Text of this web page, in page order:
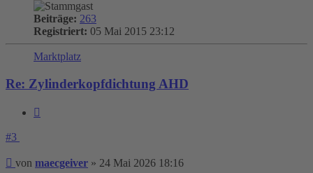
Beiträge: 263
Registriert: 05 Mai 2015 23:12
Marktplatz
Re: Zylinderkopfdichtung AHD
#3
Beitrag
von maecgeiver » 24 Mai 2026 18:16